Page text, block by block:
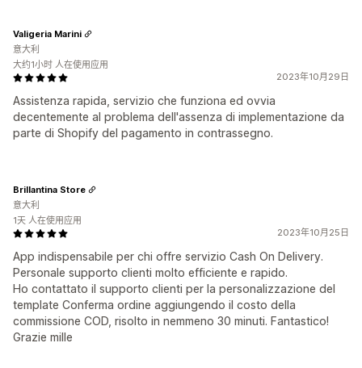
2023年10月29日
Assistenza rapida, servizio che funziona ed ovvia
decentemente al problema dell'assenza di implementazione da
parte di Shopify del pagamento in contrassegno.
Valigeria Marini
意大利
大约1小时 人在使用应用
2023年10月25日
App indispensabile per chi offre servizio Cash On Delivery.
Personale supporto clienti molto efficiente e rapido.
Ho contattato il supporto clienti per la personalizzazione del
template Conferma ordine aggiungendo il costo della
commissione COD, risolto in nemmeno 30 minuti. Fantastico!
Grazie mille
Brillantina Store
意大利
1天 人在使用应用